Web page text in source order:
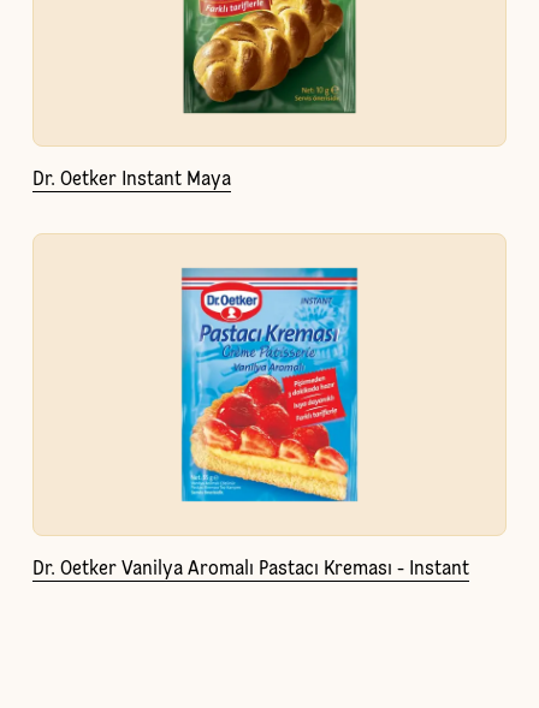
Dr. Oetker Instant Maya
Dr. Oetker Vanilya Aromalı Pastacı Kreması - Instant